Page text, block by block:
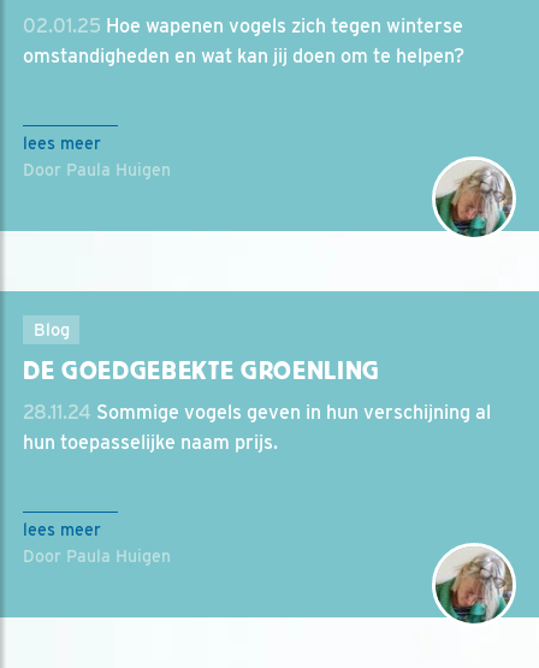
02.01.25 Hoe wapenen vogels zich tegen winterse
omstandigheden en wat kan jij doen om te helpen?
lees meer
Door Paula Huigen
Blog
DE GOEDGEBEKTE GROENLING
28.11.24 Sommige vogels geven in hun verschijning al
hun toepasselijke naam prijs.
lees meer
Door Paula Huigen